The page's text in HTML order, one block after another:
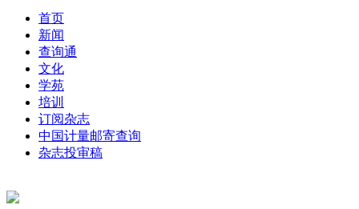
首页
新闻
查询通
文化
学苑
培训
订阅杂志
中国计量邮寄查询
杂志投审稿